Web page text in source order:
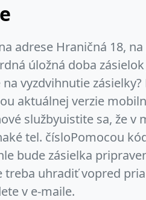
adrese Hraničná 18,
úložná doba
vyzdvihnutie
aktuálnej verzie
službyuistite sa, že v
tel. čísloPomocou
bude zásielka
treba uhradiť vopred
v e-maile.